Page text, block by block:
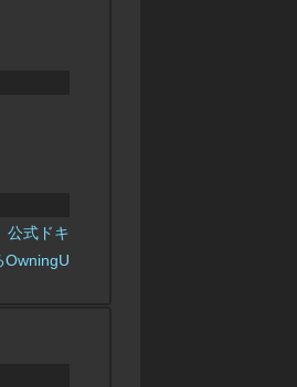
式ドキュメント通りに設定しても正
が文字化けする原因と